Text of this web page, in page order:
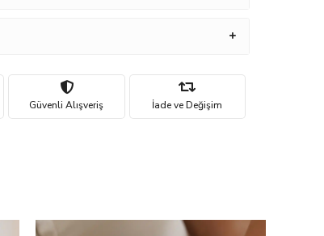
Güvenli Alışveriş İade ve Değişim